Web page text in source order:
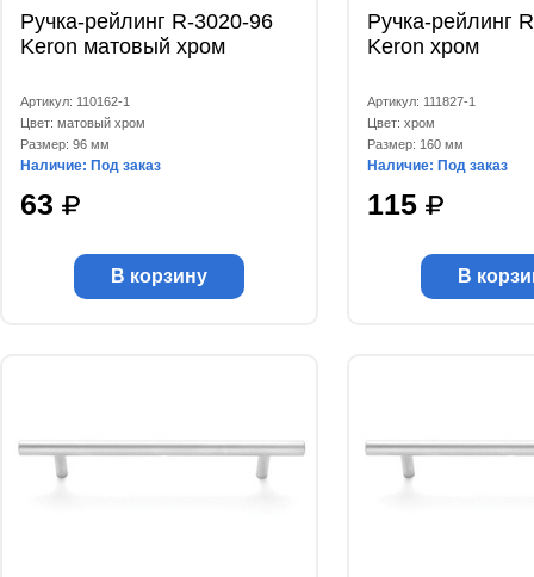
Ручка-рейлинг R-3020-96
Keron матовый хром
Артикул: 110162-1
Цвет: матовый хром
Размер: 96 мм
Наличие: Под заказ
63
В корзину
Ручка-рейлинг
Keron хром
Артикул: 111827-1
Цвет: хром
Размер: 160 мм
Наличие: Под заказ
115
В